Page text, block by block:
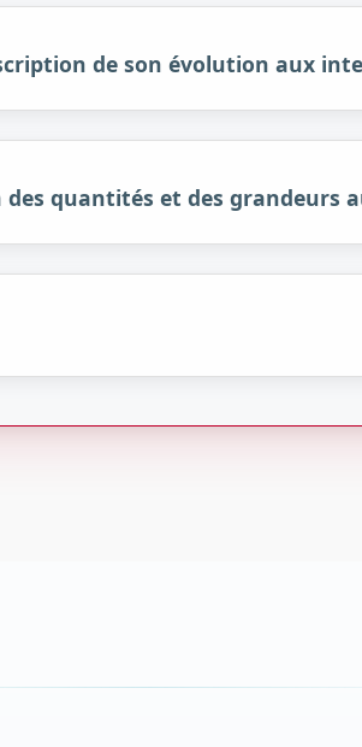
de son évolution aux
quantités et des grandeurs